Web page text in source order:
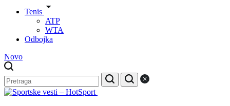
Tenis
ATP
WTA
Odbojka
Novo